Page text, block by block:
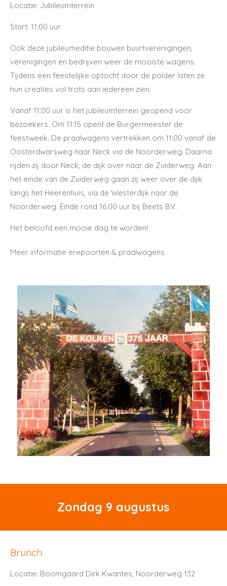
Locatie: Jubileumterrein
Start: 11:00 uur
Ook deze jubileumeditie bouwen buurtverenigingen,
verenigingen en bedrijven weer de mooiste wagens.
Tijdens een feestelijke optocht door de polder laten ze
hun creaties vol trots aan iedereen zien.
Vanaf 11:00 uur is het jubileumterrein geopend voor
bezoekers. Om 11:15 opent de Burgermeester de
feestweek. De praalwagens vertrekken om 11:00 vanaf de
Oosterdwarsweg naar Neck via de Noorderweg. Daarna
rijden zij door Neck, de dijk over naar de Zuiderweg. Aan
het einde van de Zuiderweg gaan zij weer over de dijk
langs het Heerenhuis, via de Westerdijk naar de
Noorderweg. Einde rond 16:00 uur bij Beets BV.
Het beloofd een mooie dag te worden!
Meer informatie erepoorten & praalwagens
Zondag 9 augustus
Brunch
Locatie: Boomgaard Dirk Kwantes, Noorderweg 132